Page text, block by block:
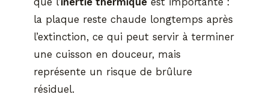
la plaque reste chaude longtemps après
l’extinction, ce qui peut servir à terminer
une cuisson en douceur, mais
représente un risque de brûlure
résiduel.